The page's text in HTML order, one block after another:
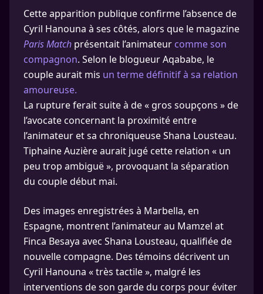
Cette apparition publique confirme l’absence de
Cyril Hanouna à ses côtés, alors que le magazine
Paris Match présentait l’animateur comme son
compagnon. Selon le blogueur Aqababe, le
couple aurait mis un terme définitif à sa relation
amoureuse.
La rupture ferait suite à de « gros soupçons » de
l’avocate concernant la proximité entre
l’animateur et sa chroniqueuse Shana Lousteau.
Tiphaine Auzière aurait jugé cette relation « un
peu trop ambiguë », provoquant la séparation
du couple début mai.
Des images enregistrées à Marbella, en
Espagne, montrent l’animateur au Mamzel at
Finca Besaya avec Shana Lousteau, qualifiée de
nouvelle compagne. Des témoins décrivent un
Cyril Hanouna « très tactile », malgré les
interventions de son garde du corps pour éviter